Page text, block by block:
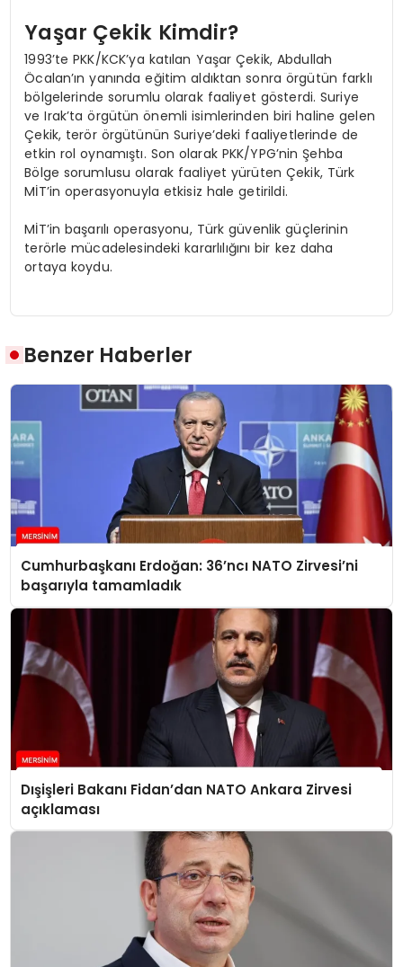
Yaşar Çekik Kimdir?
1993’te PKK/KCK’ya katılan Yaşar Çekik, Abdullah
Öcalan’ın yanında eğitim aldıktan sonra örgütün farklı
bölgelerinde sorumlu olarak faaliyet gösterdi. Suriye
ve Irak’ta örgütün önemli isimlerinden biri haline gelen
Çekik, terör örgütünün Suriye’deki faaliyetlerinde de
etkin rol oynamıştı. Son olarak PKK/YPG’nin Şehba
Bölge sorumlusu olarak faaliyet yürüten Çekik, Türk
MİT’in operasyonuyla etkisiz hale getirildi.
MİT’in başarılı operasyonu, Türk güvenlik güçlerinin
terörle mücadelesindeki kararlılığını bir kez daha
ortaya koydu.
Benzer Haberler
Cumhurbaşkanı Erdoğan: 36’ncı NATO Zirvesi’ni
başarıyla tamamladık
Dışişleri Bakanı Fidan’dan NATO Ankara Zirvesi
açıklaması